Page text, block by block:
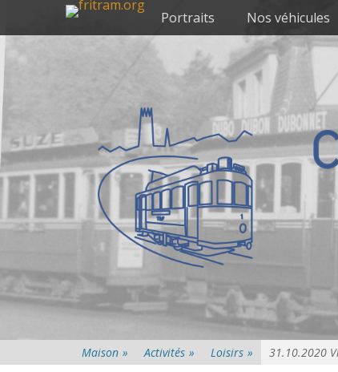
Passer
Premier menuPortraits Nos véhicules
Maison » Activités » Loisirs » 31.10.2020